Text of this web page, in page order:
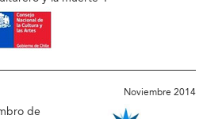
Noviembre 2014
de